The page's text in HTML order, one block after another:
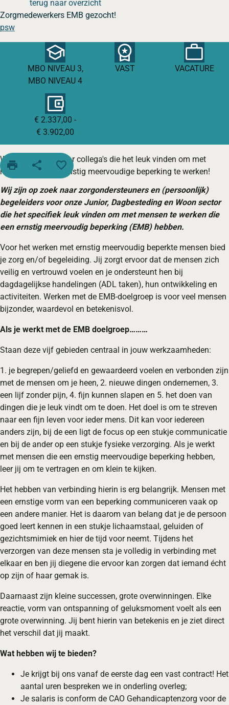
terug naar overzicht
Zorgmedewerkers EMB gezocht!
psw
MBO NIVEAU 3,
MBO NIVEAU 4
VAST VACATURE
€ 2.337,00 -
€ 3.902,00
print share favorite_border
Wij zijn op zoek naar collega's die het leuk vinden om met
mensen met een ernstig meervoudige beperking te werken!
Wij zijn op zoek naar zorgondersteuners en (persoonlijk)
begeleiders voor onze Junior, Dagbesteding en Woon sector
die het specifiek leuk vinden om met mensen te werken die
een ernstig meervoudig beperking (EMB) hebben.
Voor het werken met ernstig meervoudig beperkte mensen bied
je zorg en/of begeleiding. Jij zorgt ervoor dat de mensen zich
veilig en vertrouwd voelen en je ondersteunt hen bij
dagdagelijkse handelingen (ADL taken), hun ontwikkeling en
activiteiten. Werken met de EMB-doelgroep is voor veel mensen
bijzonder, waardevol en betekenisvol.
Als je werkt met de EMB doelgroep………
Staan deze vijf gebieden centraal in jouw werkzaamheden:
1. je begrepen/geliefd en gewaardeerd voelen en verbonden zijn
met de mensen om je heen, 2. nieuwe dingen ondernemen, 3.
een lijf zonder pijn, 4. fijn kunnen slapen en 5. het doen van
dingen die je leuk vindt om te doen. Het doel is om te streven
naar een fijn leven voor ieder mens. Dit kan voor iedereen
anders zijn, bij de een ligt de focus op een stukje communicatie
en bij de ander op een stukje fysieke verzorging. Als je werkt
met mensen die een ernstig meervoudige beperking hebben,
leer jij om te vertragen en om klein te kijken.
Het hebben van verbinding hierin is erg belangrijk. Mensen met
een ernstige vorm van een beperking communiceren vaak op
een andere manier. Het is daarom van belang dat je de persoon
goed leert kennen in een stukje lichaamstaal, geluiden of
gezichtsmimiek en hier de tijd voor neemt. Tijdens het
verzorgen van deze mensen sta je volledig in verbinding met
elkaar en ben jij diegene die ervoor kan zorgen dat iemand écht
op zijn of haar gemak is.
Daarnaast zijn kleine successen, grote overwinningen. Elke
reactie, vorm van ontspanning of geluksmoment voelt als een
grote overwinning. Jij bent hierin van betekenis en je ziet direct
het verschil dat jij maakt.
Wat hebben wij te bieden?
Je krijgt bij ons vanaf de eerste dag een vast contract! Het
aantal uren bespreken we in onderling overleg;
Je salaris is conform de CAO Gehandicaptenzorg voor de